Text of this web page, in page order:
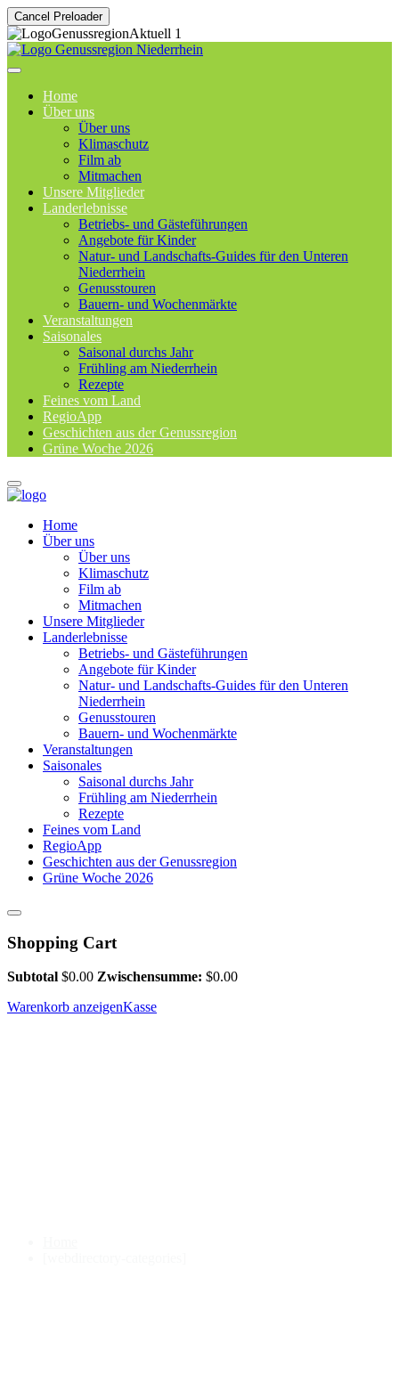
Cancel Preloader
Home
Über uns
Über uns
Klimaschutz
Film ab
Mitmachen
Unsere Mitglieder
Landerlebnisse
Betriebs- und Gästeführungen
Angebote für Kinder
Natur- und Landschafts-Guides für den Unteren
Niederrhein
Genusstouren
Bauern- und Wochenmärkte
Veranstaltungen
Saisonales
Saisonal durchs Jahr
Frühling am Niederrhein
Rezepte
Feines vom Land
RegioApp
Geschichten aus der Genussregion
Grüne Woche 2026
Home
Über uns
Über uns
Klimaschutz
Film ab
Mitmachen
Unsere Mitglieder
Landerlebnisse
Betriebs- und Gästeführungen
Angebote für Kinder
Natur- und Landschafts-Guides für den Unteren
Niederrhein
Genusstouren
Bauern- und Wochenmärkte
Veranstaltungen
Saisonales
Saisonal durchs Jahr
Frühling am Niederrhein
Rezepte
Feines vom Land
RegioApp
Geschichten aus der Genussregion
Grüne Woche 2026
Shopping Cart
Subtotal $0.00 Zwischensumme: $0.00
Warenkorb anzeigenKasse